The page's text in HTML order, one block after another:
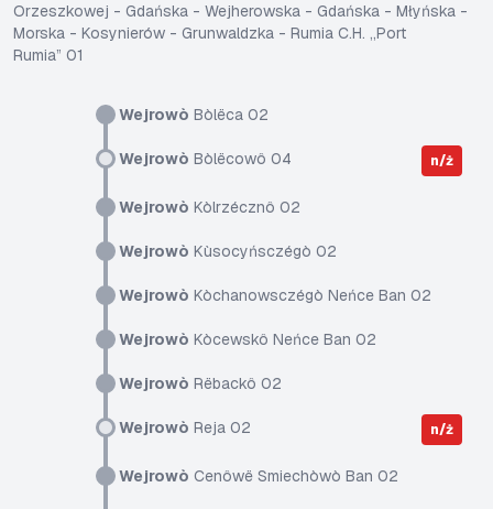
Wejrowò Bòlëca 02
Wejrowò Bòlëcowô 04 n/ż
Wejrowò Kòlrzécznô 02
Wejrowò Kùsocyńsczégò 02
Wejrowò Kòchanowsczégò Neńce Ban 02
Wejrowò Kòcewskô Neńce Ban 02
Wejrowò Rëbackô 02
Wejrowò Reja 02 n/ż
Wejrowò Cenôwë Smiechòwò Ban 02
Orzeszkowej - Gdańska - Wejherowska - Gdańska - Młyńska -
Morska - Kosynierów - Grunwaldzka - Rumia C.H. „Port
Rumia” 01